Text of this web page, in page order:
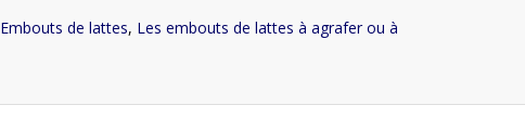
Embouts de lattes, Les embouts de lattes à agrafer ou à